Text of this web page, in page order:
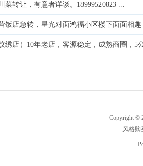
菜转让，有意者详谈。18999520823 ...
饭店急转，星光对面鸿福小区楼下面面相
绣店）10年老店，客源稳定，成熟商圈，5
Copyright ©
风格购